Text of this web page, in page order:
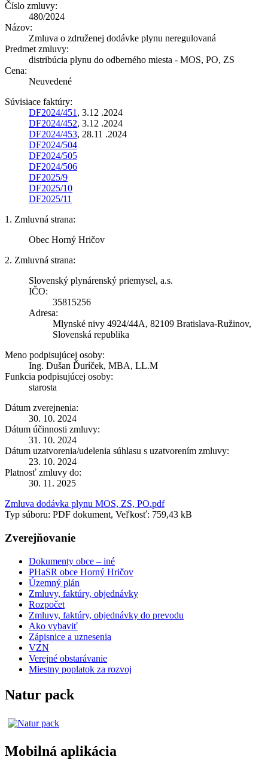
Číslo zmluvy:
480/2024
Názov:
Zmluva o združenej dodávke plynu neregulovaná
Predmet zmluvy:
distribúcia plynu do odberného miesta - MOS, PO, ZS
Cena:
Neuvedené
Súvisiace faktúry:
DF2024/451 , 3.12 .2024
DF2024/452, 3.12 .2024
DF2024/453, 28.11 .2024
DF2024/504
DF2024/505
DF2024/506
DF2025/9
DF2025/10
DF2025/11
1. Zmluvná strana:
Obec Horný Hričov
2. Zmluvná strana:
Slovenský plynárenský priemysel, a.s.
IČO:
35815256
Adresa:
Mlynské nivy 4924/44A, 82109 Bratislava-Ružinov,
Slovenská republika
Meno podpisujúcej osoby:
Ing. Dušan Ďuríček, MBA, LL.M
Funkcia podpisujúcej osoby:
starosta
Dátum zverejnenia:
30. 10. 2024
Dátum účinnosti zmluvy:
31. 10. 2024
Dátum uzatvorenia/udelenia súhlasu s uzatvorením zmluvy:
23. 10. 2024
Platnosť zmluvy do:
30. 11. 2025
Zmluva dodávka plynu MOS, ZS, PO.pdf
Typ súboru: PDF dokument, Veľkosť: 759,43 kB
Zverejňovanie
Dokumenty obce – iné
PHaSR obce Horný Hričov
Územný plán
Zmluvy, faktúry, objednávky
Rozpočet
Zmluvy, faktúry, objednávky do prevodu
Ako vybaviť
Zápisnice a uznesenia
VZN
Verejné obstarávanie
Miestny poplatok za rozvoj
Natur pack
Mobilná aplikácia